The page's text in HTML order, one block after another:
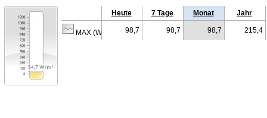
Heute 7 Tage Monat Jahr
MAX (W/m²) 98,7 98,7 98,7 215,4